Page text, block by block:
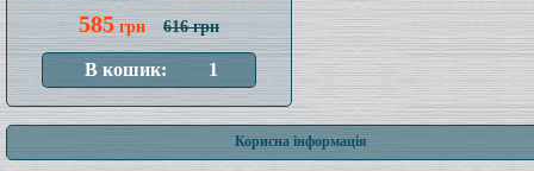
585грн 616 грн
Корисна інформація